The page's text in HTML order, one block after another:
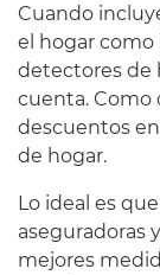
Cuando
el hogar como
detectores de
cuenta. Como
descuentos
de hogar.
Lo ideal es
aseguradoras
mejores